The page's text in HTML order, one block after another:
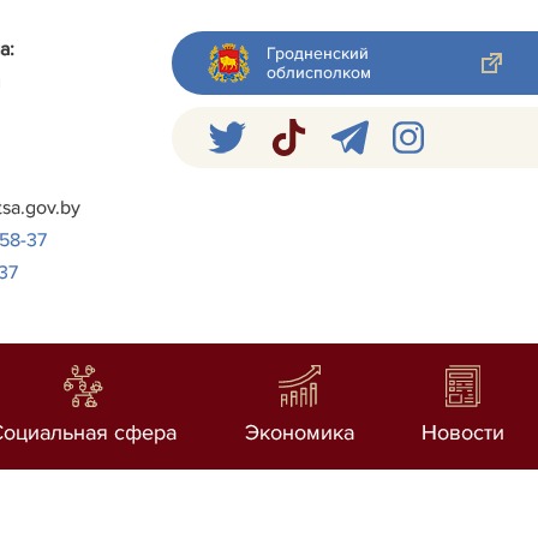
37
Гродненский
облисполком
сфера Экономика Новости